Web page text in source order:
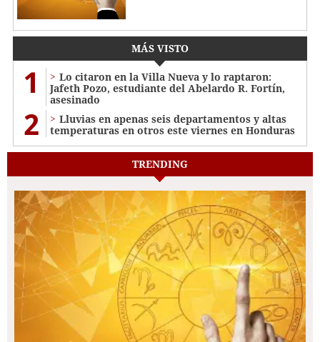
MÁS VISTO
1
Lo citaron en la Villa Nueva y lo raptaron:
Jafeth Pozo, estudiante del Abelardo R. Fortín,
asesinado
2
Lluvias en apenas seis departamentos y altas
temperaturas en otros este viernes en Honduras
TRENDING